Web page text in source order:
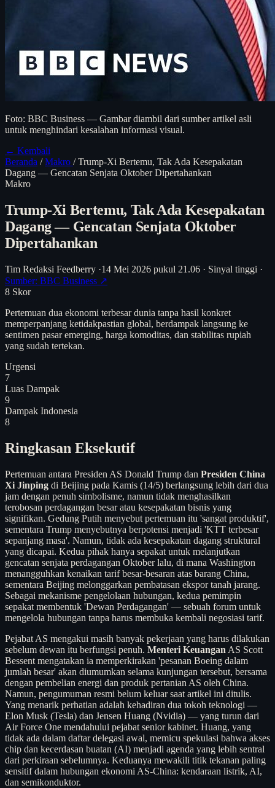
Foto: BBC Business — Gambar diambil dari sumber artikel asli
untuk menghindari kesalahan informasi visual.
← Kembali
Beranda / Makro / Trump-Xi Bertemu, Tak Ada Kesepakatan
Dagang — Gencatan Senjata Oktober Dipertahankan
Makro
Trump-Xi Bertemu, Tak Ada Kesepakatan
Dagang — Gencatan Senjata Oktober
Dipertahankan
Tim Redaksi Feedberry ·14 Mei 2026 pukul 21.06 · Sinyal tinggi ·
Sumber: BBC Business ↗
8 Skor
Pertemuan dua ekonomi terbesar dunia tanpa hasil konkret
memperpanjang ketidakpastian global, berdampak langsung ke
sentimen pasar emerging, harga komoditas, dan stabilitas rupiah
yang sudah tertekan.
Urgensi
7
Luas Dampak
9
Dampak Indonesia
8
Ringkasan Eksekutif
Pertemuan antara Presiden AS Donald Trump dan Presiden China
Xi Jinping di Beijing pada Kamis (14/5) berlangsung lebih dari dua
jam dengan penuh simbolisme, namun tidak menghasilkan
terobosan perdagangan besar atau kesepakatan bisnis yang
signifikan. Gedung Putih menyebut pertemuan itu 'sangat produktif',
sementara Trump menyebutnya berpotensi menjadi 'KTT terbesar
sepanjang masa'. Namun, tidak ada kesepakatan dagang struktural
yang dicapai. Kedua pihak hanya sepakat untuk melanjutkan
gencatan senjata perdagangan Oktober lalu, di mana Washington
menangguhkan kenaikan tarif besar-besaran atas barang China,
sementara Beijing melonggarkan pembatasan ekspor tanah jarang.
Sebagai mekanisme pengelolaan hubungan, kedua pemimpin
sepakat membentuk 'Dewan Perdagangan' — sebuah forum untuk
mengelola hubungan tanpa harus membuka kembali negosiasi tarif.
Pejabat AS mengakui masih banyak pekerjaan yang harus dilakukan
sebelum dewan itu berfungsi penuh. Menteri Keuangan AS Scott
Bessent mengatakan ia memperkirakan 'pesanan Boeing dalam
jumlah besar' akan diumumkan selama kunjungan tersebut, bersama
dengan pembelian energi dan produk pertanian AS oleh China.
Namun, pengumuman resmi belum keluar saat artikel ini ditulis.
Yang menarik perhatian adalah kehadiran dua tokoh teknologi —
Elon Musk (Tesla) dan Jensen Huang (Nvidia) — yang turun dari
Air Force One mendahului pejabat senior kabinet. Huang, yang
tidak ada dalam daftar delegasi awal, memicu spekulasi bahwa akses
chip dan kecerdasan buatan (AI) menjadi agenda yang lebih sentral
dari perkiraan sebelumnya. Keduanya mewakili titik tekanan paling
sensitif dalam hubungan ekonomi AS-China: kendaraan listrik, AI,
dan semikonduktor.